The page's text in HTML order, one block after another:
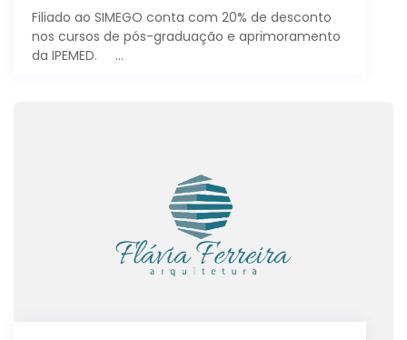
Filiado ao SIMEGO conta com 20% de desconto
nos cursos de pós-graduação e aprimoramento
da IPEMED.⠀⠀…